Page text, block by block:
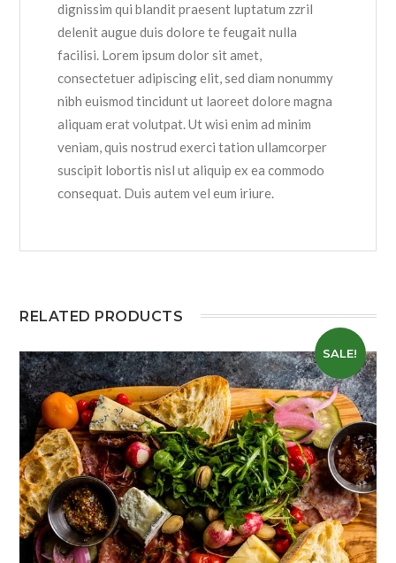
dignissim qui blandit praesent luptatum zzril
delenit augue duis dolore te feugait nulla
facilisi. Lorem ipsum dolor sit amet,
consectetuer adipiscing elit, sed diam nonummy
nibh euismod tincidunt ut laoreet dolore magna
aliquam erat volutpat. Ut wisi enim ad minim
veniam, quis nostrud exerci tation ullamcorper
suscipit lobortis nisl ut aliquip ex ea commodo
consequat. Duis autem vel eum iriure.
RELATED PRODUCTS
SALE!